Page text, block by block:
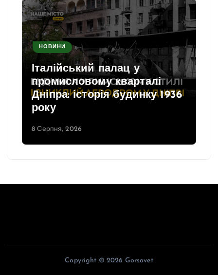
НОВИНИ
Італійський палац у
промисловому кварталі
Дніпра: історія будинку 1936
року
8 Серпня, 2026
Copyright © 2026 Gorsovet